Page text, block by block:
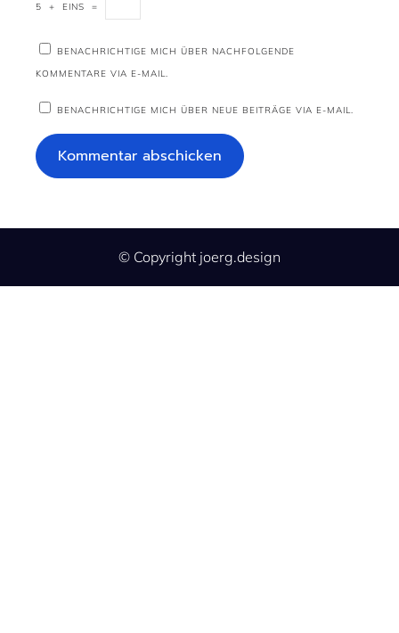
5 + EINS =
BENACHRICHTIGE MICH ÜBER NACHFOLGENDE
KOMMENTARE VIA E-MAIL.
BENACHRICHTIGE MICH ÜBER NEUE BEITRÄGE VIA E-MAIL.
© Copyright joerg.design